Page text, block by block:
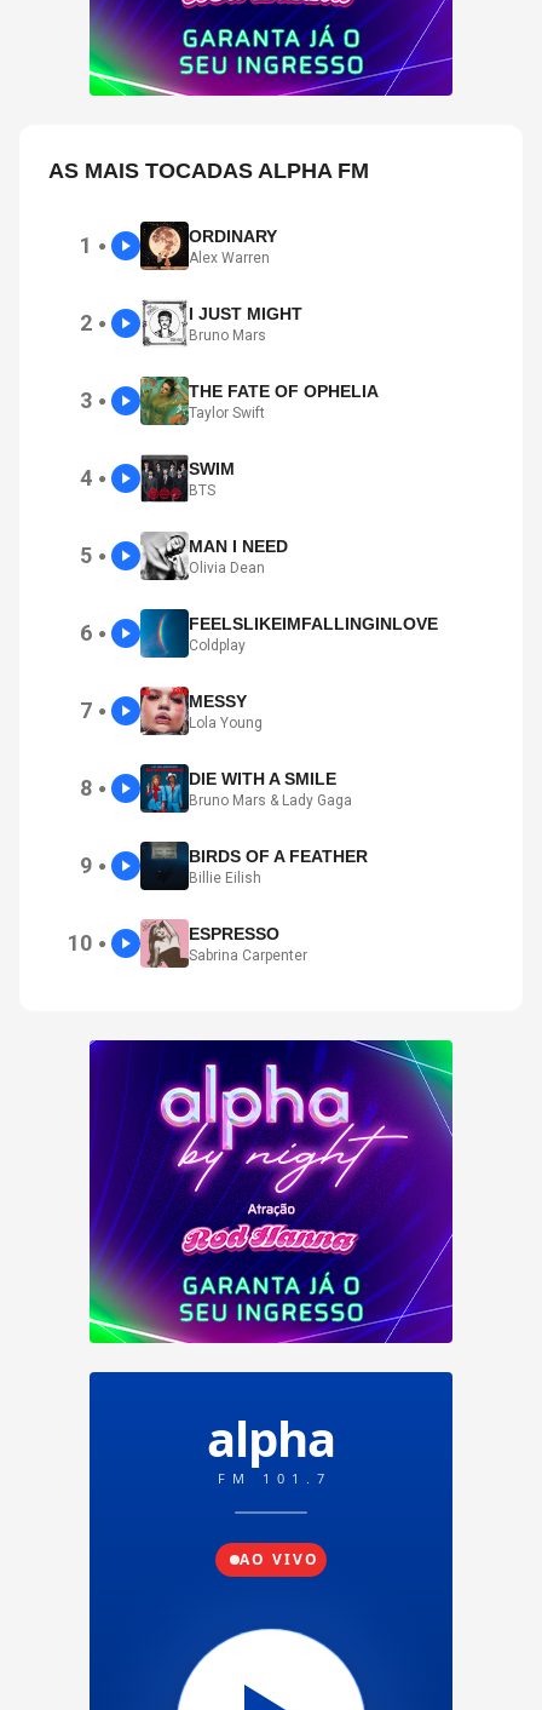
AS MAIS TOCADAS ALPHA FM
1 ● ORDINARY
Alex Warren
2 ● I JUST MIGHT
Bruno Mars
3 ● THE FATE OF OPHELIA
Taylor Swift
4 ● SWIM
BTS
5 ● MAN I NEED
Olivia Dean
6 ● FEELSLIKEIMFALLINGINLOVE
Coldplay
7 ● MESSY
Lola Young
8 ● DIE WITH A SMILE
Bruno Mars & Lady Gaga
9 ● BIRDS OF A FEATHER
Billie Eilish
10 ● ESPRESSO
Sabrina Carpenter